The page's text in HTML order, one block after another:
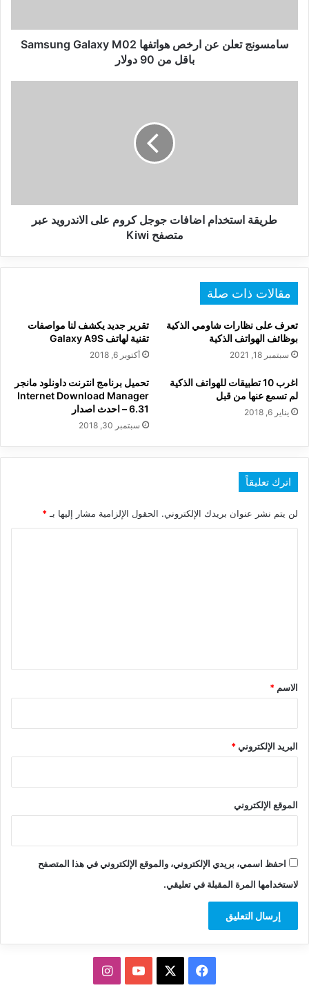
باقل
من
سامسونج تعلن عن ارخص هواتفها Samsung Galaxy M02
باقل من 90 دولار
متصفح
طريقة استخدام اضافات جوجل كروم على الاندرويد عبر
متصفح Kiwi
مقالات ذات صلة
تعرف على نظارات شاومي الذكية
بوظائف الهواتف الذكية
سبتمبر 18, 2021
تقرير جديد يكشف لنا مواصفات
تقنية لهاتف Galaxy A9S
أكتوبر 6, 2018
اغرب 10 تطبيقات للهواتف الذكية
لم تسمع عنها من قبل
يناير 6, 2018
تحميل برنامج انترنت داونلود مانجر
Internet Download Manager
6.31 – احدث اصدار
سبتمبر 30, 2018
اترك تعليقاً
لن يتم نشر عنوان بريدك الإلكتروني. الحقول الإلزامية مشار إليها بـ *
*
الاسم *
البريد الإلكتروني*
الموقع الإلكتروني
احفظ اسمي، بريدي الإلكتروني، والموقع الإلكتروني في هذا المتصفح
لاستخدامها المرة المقبلة في تعليقي.
فيسبوك ‫YouTubeانستقرام